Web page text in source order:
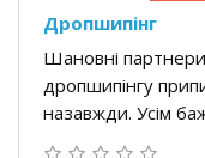
Дропшипінг
Шановні
дропшипінгу
назавжди. Усім